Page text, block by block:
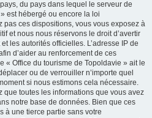
du pays dans lequel le serveur de
est hébergé ou encore la loi
pas ces dispositions, vous vous exposez à
et nous nous réservons le droit d’avertir
les autorités officielles. L’adresse IP de
d’aider au renforcement de ces
« Office du tourisme de Topoldavie » ait le
ou de verrouiller n’importe quel
si nous estimons cela nécessaire.
que toutes les informations que vous avez
notre base de données. Bien que ces
à une tierce partie sans votre